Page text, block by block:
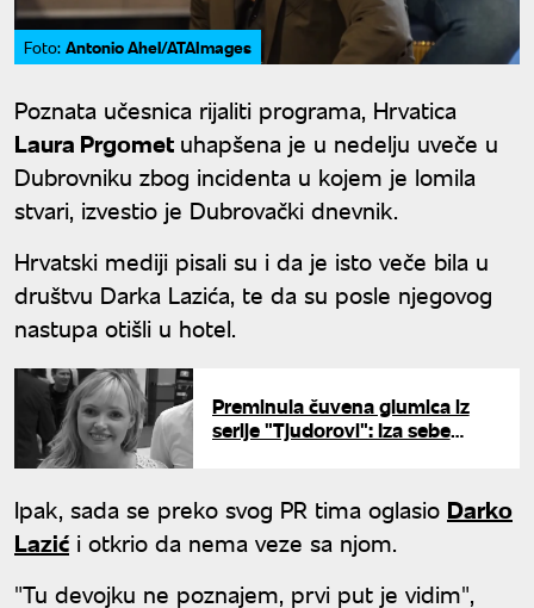
Foto: Antonio Ahel/ATAImages
Poznata učesnica rijaliti programa, Hrvatica
Laura Prgomet uhapšena je u nedelju uveče u
Dubrovniku zbog incidenta u kojem je lomila
stvari, izvestio je Dubrovački dnevnik.
Hrvatski mediji pisali su i da je isto veče bila u
društvu Darka Lazića, te da su posle njegovog
nastupa otišli u hotel.
Preminula čuvena glumica iz
serije "Tjudorovi": Iza sebe
Ipak, sada se preko svog PR tima oglasio Darko
Lazić i otkrio da nema veze sa njom.
"Tu devojku ne poznajem, prvi put je vidim",